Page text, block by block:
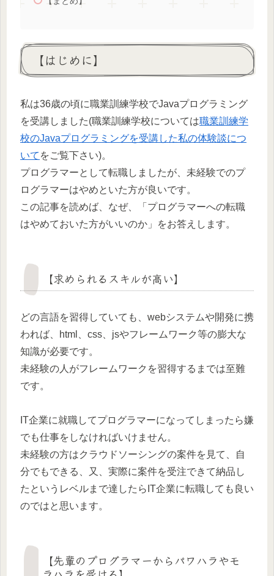
【はじめに】
私は36歳の頃に職業訓練学校でJavaプログラミング
を受講しました(職業訓練学校については職業訓練学
校のJavaプログラミングを受講した私の体験談につ
いて をご覧下さい)。
プログラマーとして転職しましたが、未経験でのプ
ログラマーはやめといた方が良いです。
この記事を読めば、なぜ、「プログラマーへの転職
はやめておいた方がいいのか」をお答えします。
【求められるスキルが高い】
どの言語を習得していても、webシステムや開発に携
われば、html、css、jsやフレームワーク等の膨大な
知識が必要です。
未経験の人がフレームワークを習得するまでは至難
です。
IT企業に就職してプログラマーになってしまったら嫌
でも仕事をしなければいけません。
未経験の方はクラウドソーシングの案件を見て、自
分でもできる、又、実際に案件を受注できて納品し
たというレベルまで達したらIT企業に転職しても良い
のではと思います。
【先輩のプログラマーからパワハラやモ